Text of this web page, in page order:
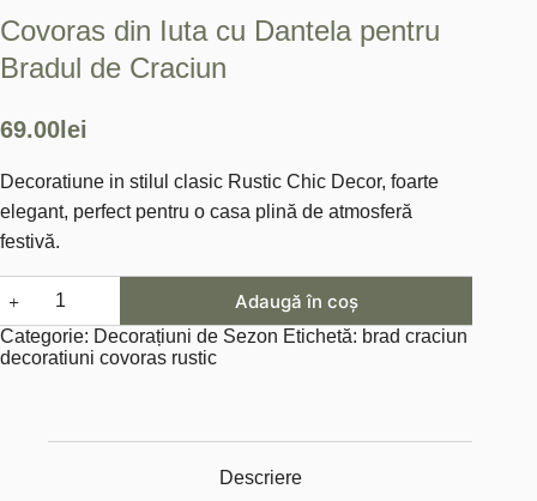
Covoras din Iuta cu Dantela pentru
Bradul de Craciun
69.00 lei
Decoratiune in stilul clasic Rustic Chic Decor, foarte
elegant, perfect pentru o casa plină de atmosferă
festivă.
Covoras
din
Iuta
cu
Adaugă în coș
Categorie: Decorațiuni de Sezon Etichetă: brad craciun
decoratiuni covoras rustic
Descriere